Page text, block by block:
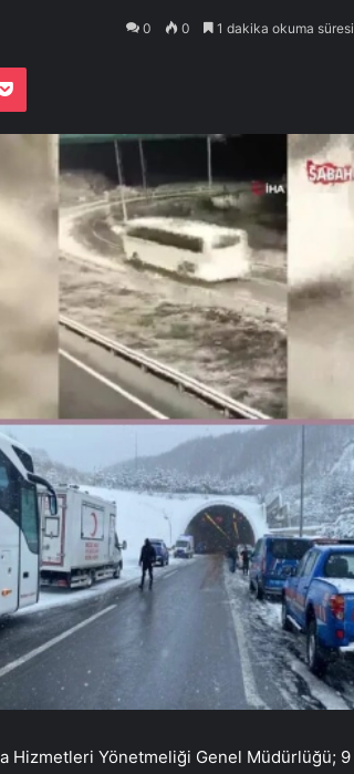
0 0 1 dakika okuma süresi
Pocket
Hizmetleri Yönetmeliği Genel Müdürlüğü; 9